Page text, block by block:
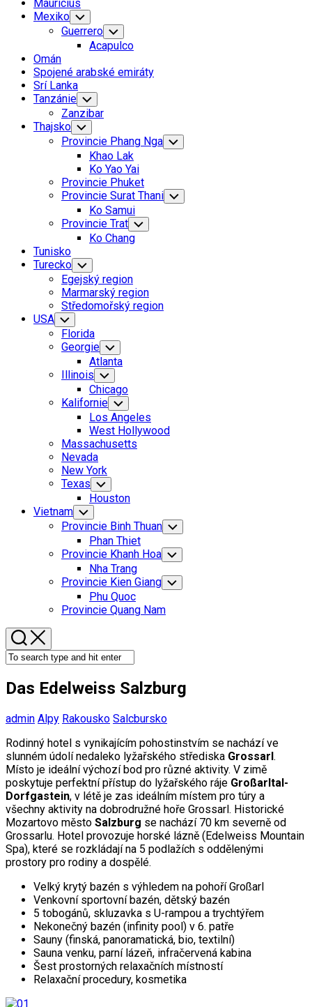
Mauricius
Mexiko Toggle
Child
Menu
Guerrero Toggle
Child
Menu
Acapulco
Omán
Spojené arabské emiráty
Srí Lanka
Tanzánie Toggle
Child
Menu
Zanzibar
Thajsko Toggle
Child
Menu
Provincie Phang Nga Toggle
Child
Khao Lak
Ko Yao Yai
Provincie Phuket
Provincie Surat Thani Toggle
Child
Ko Samui
Provincie Trat Toggle
Child
Menu
Ko Chang
Tunisko
Turecko Toggle
Child
Menu
Egejský region
Marmarský region
Středomořský region
USA Toggle
Child
Menu
Florida
Georgie Toggle
Child
Menu
Atlanta
Illinois Toggle
Child
Menu
Chicago
Kalifornie Toggle
Child
Menu
Los Angeles
West Hollywood
Massachusetts
Nevada
New York
Texas Toggle
Child
Menu
Houston
Vietnam Toggle
Child
Menu
Provincie Binh Thuan Toggle
Child
Menu
Phan Thiet
Provincie Khanh Hoa Toggle
Child
Menu
Nha Trang
Provincie Kien Giang Toggle
Child
Phu Quoc
Provincie Quang Nam
Das Edelweiss Salzburg
admin Alpy Rakousko Salcbursko
Rodinný hotel s vynikajícím pohostinstvím se nachází ve
slunném údolí nedaleko lyžařského střediska Grossarl.
Místo je ideální výchozí bod pro různé aktivity. V zimě
poskytuje perfektní přístup do lyžařského ráje Großarltal-
Dorfgastein, v létě je zas ideálním místem pro túry a
všechny aktivity na dobrodružné hoře Grossarl. Historické
Mozartovo město Salzburg se nachází 70 km severně od
Grossarlu. Hotel provozuje horské lázně (Edelweiss Mountain
Spa), které se rozkládají na 5 podlažích s oddělenými
prostory pro rodiny a dospělé.
Velký krytý bazén s výhledem na pohoří Großarl
Venkovní sportovní bazén, dětský bazén
5 tobogánů, skluzavka s U-rampou a trychtýřem
Nekonečný bazén (infinity pool) v 6. patře
Sauny (finská, panoramatická, bio, textilní)
Sauna venku, parní lázeň, infračervená kabina
Šest prostorných relaxačních místností
Relaxační procedury, kosmetika